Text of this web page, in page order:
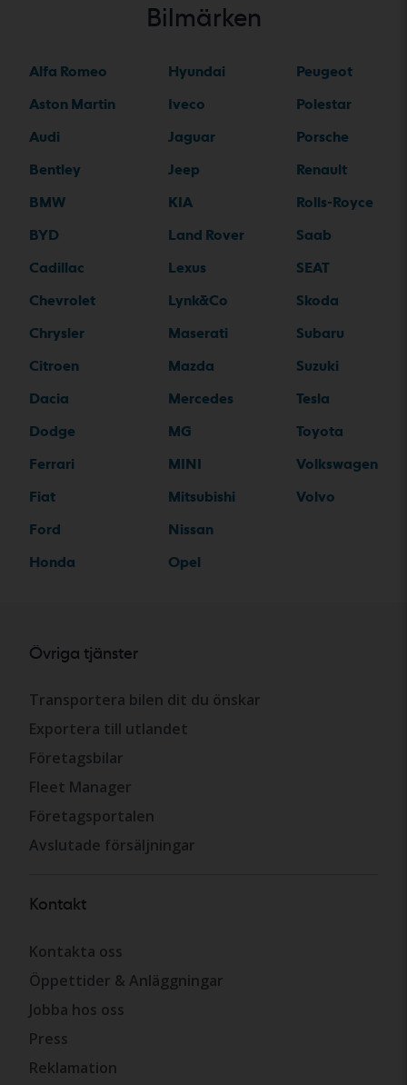
Bilmärken
Alfa Romeo
Aston Martin
Audi
Bentley
BMW
BYD
Cadillac
Chevrolet
Chrysler
Citroen
Dacia
Dodge
Ferrari
Fiat
Ford
Honda
Hyundai
Iveco
Jaguar
Jeep
KIA
Land Rover
Lexus
Lynk&Co
Maserati
Mazda
Mercedes
MG
MINI
Mitsubishi
Nissan
Opel
Peugeot
Polestar
Porsche
Renault
Rolls-Royce
Saab
SEAT
Skoda
Subaru
Suzuki
Tesla
Toyota
Volkswagen
Volvo
Övriga tjänster
Transportera bilen dit du önskar
Exportera till utlandet
Företagsbilar
Fleet Manager
Företagsportalen
Avslutade försäljningar
Kontakt
Kontakta oss
Öppettider & Anläggningar
Jobba hos oss
Press
Reklamation